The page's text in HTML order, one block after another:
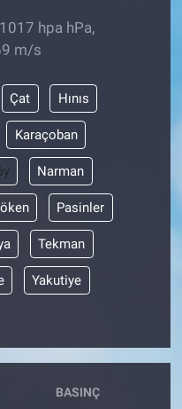
hpa hPa,
m/s
Çat Hınıs
Karaçoban
Narman
Pasinler
Tekman
Yakutiye
BASINÇ